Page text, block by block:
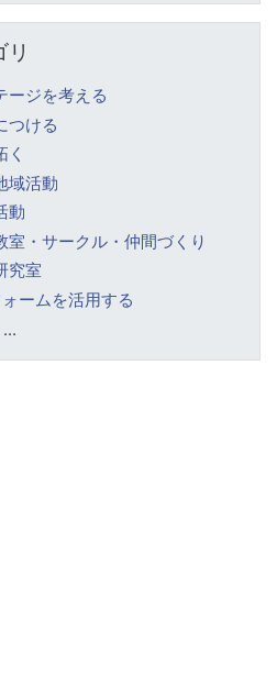
ージを考える
つける
く
域活動
動
室・サークル・仲間づくり
究室
ームを活用する
...